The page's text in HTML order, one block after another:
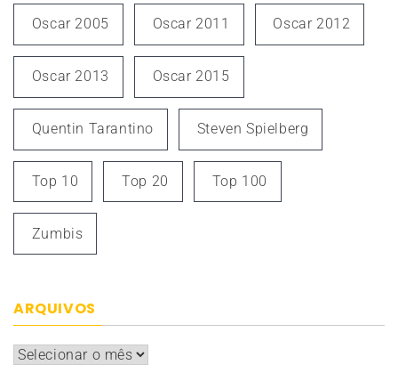
Oscar 2005 Oscar 2011 Oscar 2012
Oscar 2013 Oscar 2015
Quentin Tarantino Steven Spielberg
Top 10 Top 20 Top 100
Zumbis
ARQUIVOS
Arquivos